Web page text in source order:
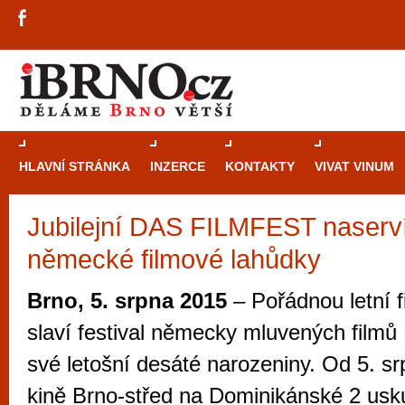
HLAVNÍ STRÁNKA INZERCE KONTAKTY VIVAT VINUM
Jubilejní DAS FILMFEST
německé filmové lahůdky
Brno, 5. srpna 2015 – Pořádnou letní
slaví festival německy mluvených
své letošní desáté narozeniny. Od 5.
kině Brno-střed na Dominikánské 2
Průvodce
Brně: Od
Brno je
zajímavé
restaurace,
Mimo jiné je ale také místem, kde si